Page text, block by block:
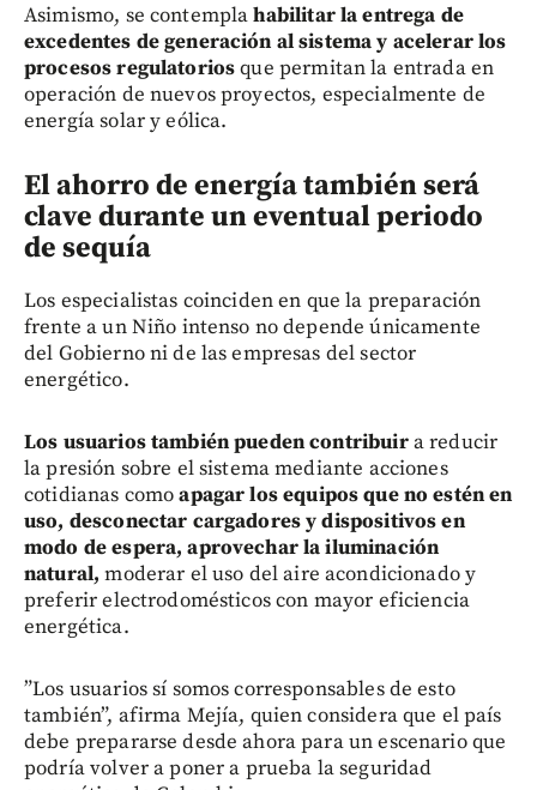
Asimismo, se contemplahabilitar la entrega de
excedentes de generación al sistema y acelerar los
procesos regulatoriosque permitan la entrada en
operación de nuevos proyectos, especialmente de
energía solar y eólica.
El ahorro de energía también será
clave durante un eventual periodo
de sequía
Los especialistas coinciden en que la preparación
frente a un Niño intenso no depende únicamente
del Gobierno ni de las empresas del sector
energético.
Los usuarios también pueden contribuira reducir
la presión sobre el sistema mediante acciones
cotidianas comoapagar los equipos que no estén en
uso, desconectar cargadores y dispositivos en
modo de espera, aprovechar la iluminación
natural, moderar el uso del aire acondicionado y
preferir electrodomésticos con mayor eficiencia
energética.
”Los usuarios sí somos corresponsables de esto
también”, afirma Mejía, quien considera que el país
debe prepararse desde ahora para un escenario que
podría volver a poner a prueba la seguridad